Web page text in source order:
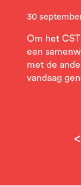
30
Om het
een
met de
vandaag